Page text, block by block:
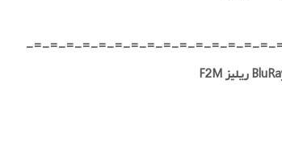
-=-=-=-=-=-=-=-=-=-=-=-=-=-=-=-